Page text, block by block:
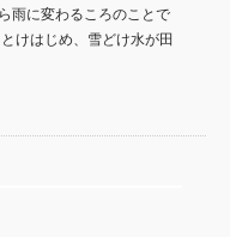
雨に変わるころのことで
けはじめ、雪どけ水が田